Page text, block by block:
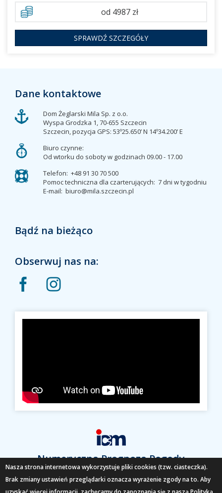
od 4987 zł
SPRAWDŹ SZCZEGÓŁY
Dane kontaktowe
Dom Żeglarski Mila Sp. z o.o.
Wyspa Grodzka 1, 70-655 Szczecin
Szczecin, pozycja GPS: 53º25.650’ N 14º34.200’ E
Biuro czynne:
Od wtorku do soboty w godzinach 09.00 - 17.00
Telefon: +48 91 30 70 500
Pomoc techniczna dla czarterujących: 7 dni w tygodniu
E-mail: biuro@mila.szczecin.pl
Bądź na bieżąco
Obserwuj nas na:
Numeryczna Prognoza Pogody
SPRAWDŹ
Nasza strona internetowa wykorzystuje pliki cookies (tzw. ciasteczka).
Brak zmiany ustawień przeglądarki oznacza wyrażenie zgody na to. Aby